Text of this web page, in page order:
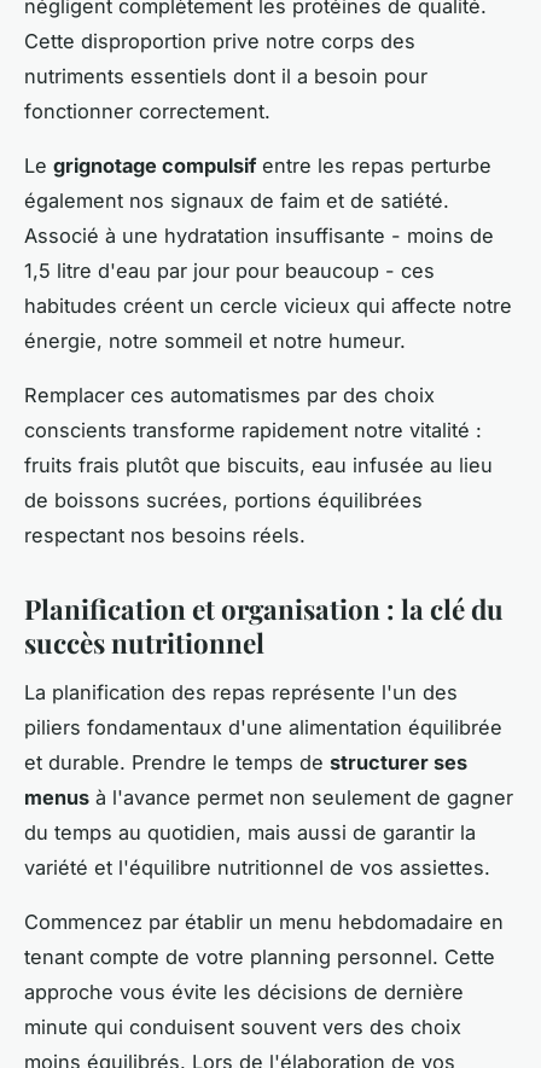
négligent complètement les protéines de qualité.
Cette disproportion prive notre corps des
nutriments essentiels dont il a besoin pour
fonctionner correctement.
Le grignotage compulsifentre les repas perturbe
également nos signaux de faim et de satiété.
Associé à une hydratation insuffisante - moins de
1,5 litre d'eau par jour pour beaucoup - ces
habitudes créent un cercle vicieux qui affecte notre
énergie, notre sommeil et notre humeur.
Remplacer ces automatismes par des choix
conscients transforme rapidement notre vitalité :
fruits frais plutôt que biscuits, eau infusée au lieu
de boissons sucrées, portions équilibrées
respectant nos besoins réels.
Planification et organisation : la clé du
succès nutritionnel
La planification des repas représente l'un des
piliers fondamentaux d'une alimentation équilibrée
et durable. Prendre le temps de structurer ses
menus à l'avance permet non seulement de gagner
du temps au quotidien, mais aussi de garantir la
variété et l'équilibre nutritionnel de vos assiettes.
Commencez par établir un menu hebdomadaire en
tenant compte de votre planning personnel. Cette
approche vous évite les décisions de dernière
minute qui conduisent souvent vers des choix
moins équilibrés. Lors de l'élaboration de vos